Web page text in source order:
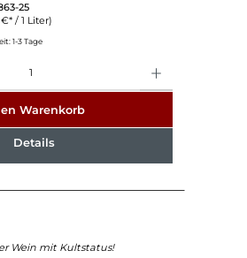
25
€* / 1 Liter)
1-3 Tage
Warenkorb
Details
Wein mit Kultstatus!